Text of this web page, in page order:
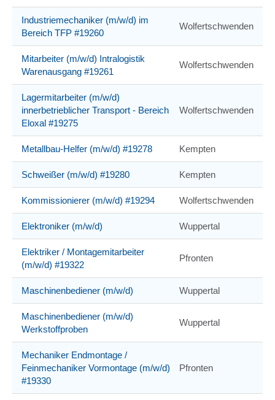
Industriemechaniker (m/w/d) im
Bereich TFP #19260
Wolfertschwenden
Mitarbeiter (m/w/d) Intralogistik
Warenausgang #19261
Wolfertschwenden
Lagermitarbeiter (m/w/d)
innerbetrieblicher Transport - Bereich
Eloxal #19275
Wolfertschwenden
Metallbau-Helfer (m/w/d) #19278 Kempten
Schweißer (m/w/d) #19280 Kempten
Kommissionierer (m/w/d) #19294 Wolfertschwenden
Elektroniker (m/w/d) Wuppertal
Elektriker / Montagemitarbeiter
(m/w/d) #19322
Pfronten
Maschinenbediener (m/w/d) Wuppertal
Maschinenbediener (m/w/d)
Werkstoffproben
Wuppertal
Mechaniker Endmontage /
Feinmechaniker Vormontage (m/w/d)
#19330
Pfronten